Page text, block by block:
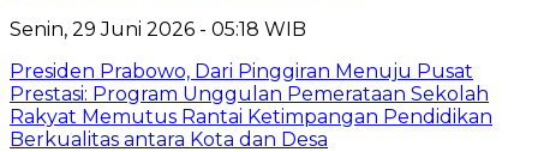
Senin, 29 Juni 2026 - 05:18 WIB
Presiden Prabowo, Dari Pinggiran Menuju Pusat
Prestasi: Program Unggulan Pemerataan Sekolah
Rakyat Memutus Rantai Ketimpangan Pendidikan
Berkualitas antara Kota dan Desa